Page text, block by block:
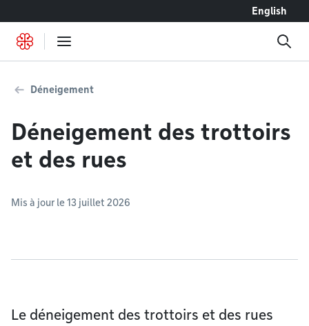
English
Déneigement
Déneigement des trottoirs
et des rues
Mis à jour le 13 juillet 2026
Le déneigement des trottoirs et des rues